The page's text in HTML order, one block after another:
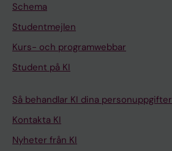
Schema
Studentmejlen
Kurs- och programwebbar
Student på KI
Så behandlar KI dina personuppgifter
Kontakta KI
Nyheter från KI